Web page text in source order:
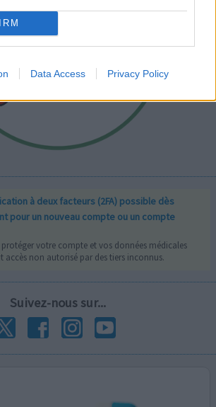
Data Access Privacy Policy
à deux facteurs (2FA) possible dès
pour un nouveau compte ou un compte
protéger votre compte et vos données médicales
accès non autorisé par des tiers inconnus.
Suivez-nous sur...